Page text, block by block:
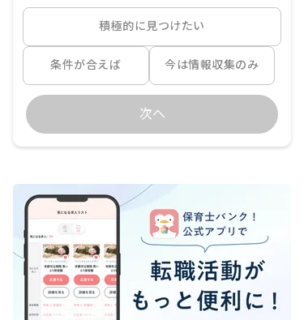
積極的に見つけたい
条件が合えば 今は情報収集のみ
次へ